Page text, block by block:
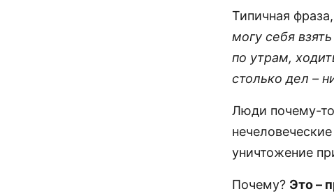
Типичная
могу себя
по утрам,
столько дел –
Люди почему-
уничтожение
Почему? Это –